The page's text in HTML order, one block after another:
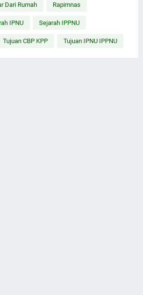
Dari Rumah Rapimnas
IPNU Sejarah IPPNU
Tujuan CBP KPP Tujuan IPNU IPPNU